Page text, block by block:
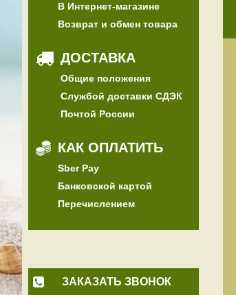
В Интернет-магазине
Возврат и обмен товара
ДОСТАВКА
Общие положения
Службой доставки СДЭК
Почтой России
КАК ОПЛАТИТЬ
Sber Pay
Банковской картой
Перечислением
ЗАКАЗАТЬ ЗВОНОК